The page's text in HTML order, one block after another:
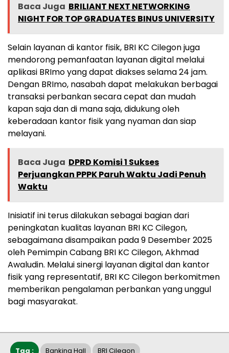
Baca Juga BRILIANT NEXT NETWORKING
NIGHT FOR TOP GRADUATES BINUS UNIVERSITY
Selain layanan di kantor fisik, BRI KC Cilegon juga
mendorong pemanfaatan layanan digital melalui
aplikasi BRImo yang dapat diakses selama 24 jam.
Dengan BRImo, nasabah dapat melakukan berbagai
transaksi perbankan secara cepat dan mudah
kapan saja dan di mana saja, didukung oleh
keberadaan kantor fisik yang nyaman dan siap
melayani.
Baca Juga DPRD Komisi 1 Sukses
Perjuangkan PPPK Paruh Waktu Jadi Penuh
Waktu
Inisiatif ini terus dilakukan sebagai bagian dari
peningkatan kualitas layanan BRI KC Cilegon,
sebagaimana disampaikan pada 9 Desember 2025
oleh Pemimpin Cabang BRI KC Cilegon, Akhmad
Awaludin. Melalui sinergi layanan digital dan kantor
fisik yang representatif, BRI KC Cilegon berkomitmen
memberikan pengalaman perbankan yang unggul
bagi masyarakat.
Tag : Banking Hall BRI Cilegon